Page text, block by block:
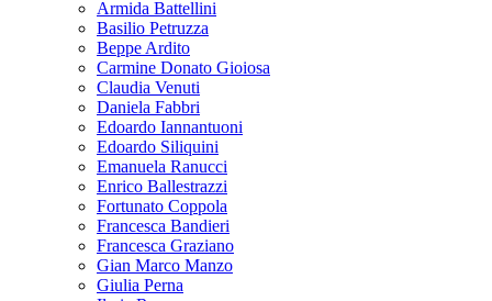
Armida Battellini
Basilio Petruzza
Beppe Ardito
Carmine Donato Gioiosa
Claudia Venuti
Daniela Fabbri
Edoardo Iannantuoni
Edoardo Siliquini
Emanuela Ranucci
Enrico Ballestrazzi
Fortunato Coppola
Francesca Bandieri
Francesca Graziano
Gian Marco Manzo
Giulia Perna